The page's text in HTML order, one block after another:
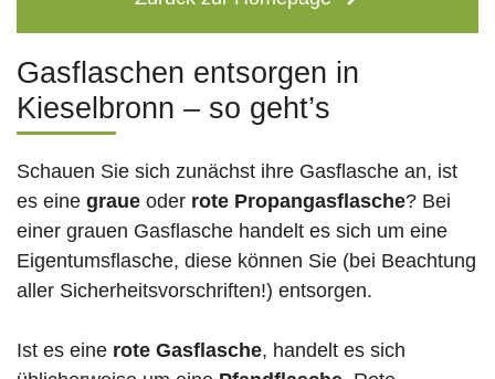
Gasflaschen entsorgen in
Kieselbronn – so geht’s
Schauen Sie sich zunächst ihre Gasflasche an, ist
es eine graue oder rote Propangasflasche? Bei
einer grauen Gasflasche handelt es sich um eine
Eigentumsflasche, diese können Sie (bei Beachtung
aller Sicherheitsvorschriften!) entsorgen.
Ist es eine rote Gasflasche, handelt es sich